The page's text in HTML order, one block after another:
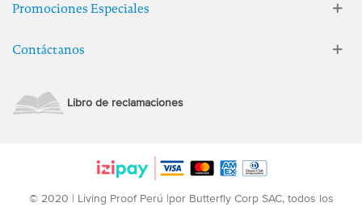
Promociones Especiales
Contáctanos
Libro de reclamaciones
© 2020 | Living Proof Perú |por Butterfly Corp SAC, todos los